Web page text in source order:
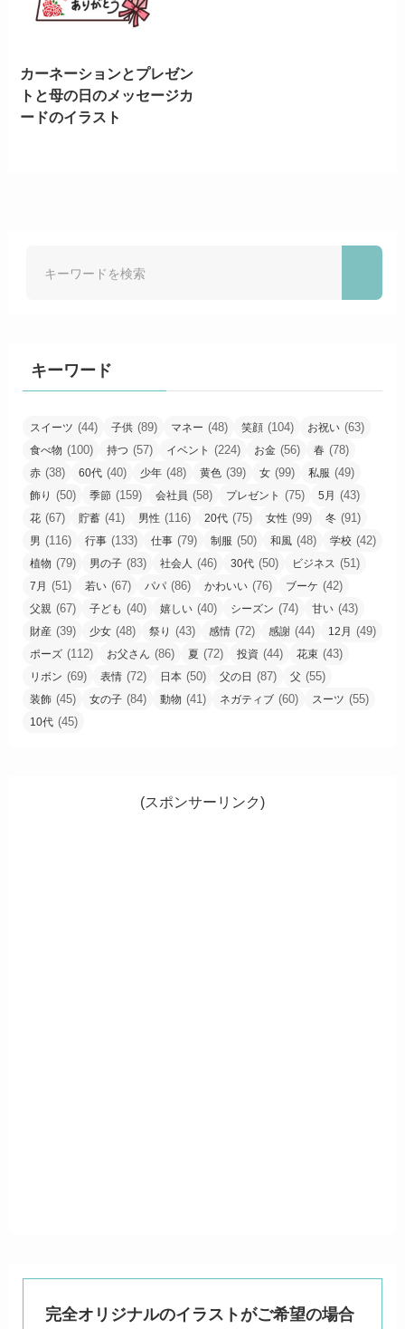
カーネーションとプレゼン
トと母の日のメッセージカ
ードのイラスト
キーワード
スイーツ (44) 子供 (89) マネー (48) 笑顔 (104) お祝い (63)
食べ物 (100) 持つ (57) イベント (224) お金 (56) 春 (78)
赤 (38) 60代 (40) 少年 (48) 黄色 (39) 女 (99) 私服 (49)
飾り (50) 季節 (159) 会社員 (58) プレゼント (75) 5月 (43)
花 (67) 貯蓄 (41) 男性 (116) 20代 (75) 女性 (99) 冬 (91)
男 (116) 行事 (133) 仕事 (79) 制服 (50) 和風 (48) 学校 (42)
植物 (79) 男の子 (83) 社会人 (46) 30代 (50) ビジネス (51)
7月 (51) 若い (67) パパ (86) かわいい (76) ブーケ (42)
父親 (67) 子ども (40) 嬉しい (40) シーズン (74) 甘い (43)
財産 (39) 少女 (48) 祭り (43) 感情 (72) 感謝 (44) 12月 (49)
ポーズ (112) お父さん (86) 夏 (72) 投資 (44) 花束 (43)
リボン (69) 表情 (72) 日本 (50) 父の日 (87) 父 (55)
装飾 (45) 女の子 (84) 動物 (41) ネガティブ (60) スーツ (55)
10代 (45)
(スポンサーリンク)
完全オリジナルのイラストがご希望の場合